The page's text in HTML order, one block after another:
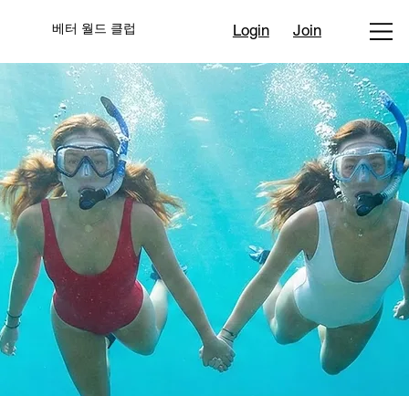
Join
베터 월드 클럽 Login